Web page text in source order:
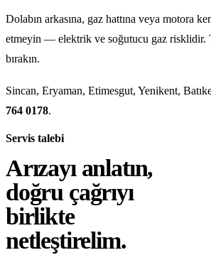
Dolabın arkasına, gaz hattına veya motora
etmeyin — elektrik ve soğutucu gaz risklidir.
bırakın.
Sincan, Eryaman, Etimesgut, Yenikent,
764 0178.
Servis talebi
Arızayı anlatın,
doğru çağrıyı
birlikte
netleştirelim.